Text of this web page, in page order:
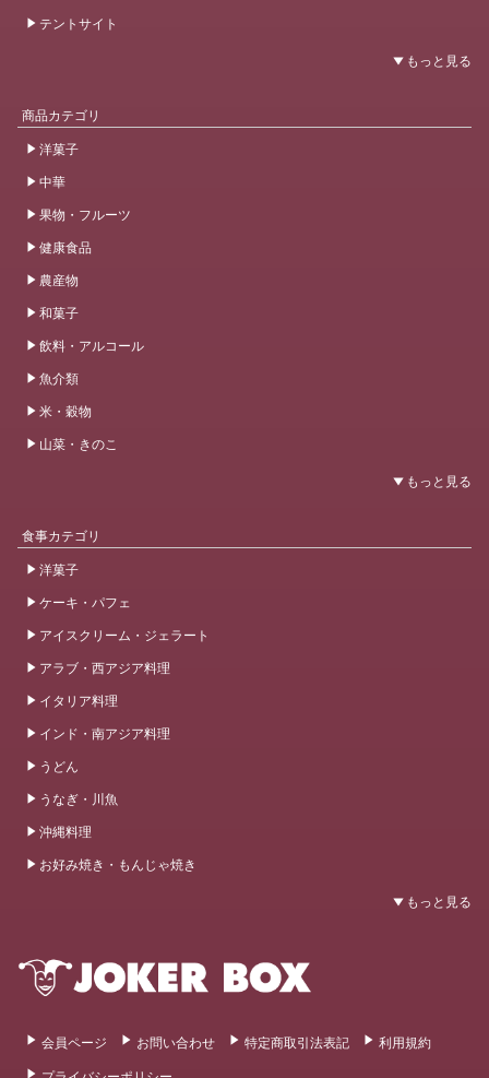
テントサイト
商品カテゴリ
洋菓子
中華
果物・フルーツ
健康食品
農産物
和菓子
飲料・アルコール
魚介類
米・穀物
山菜・きのこ
食事カテゴリ
洋菓子
ケーキ・パフェ
アイスクリーム・ジェラート
アラブ・西アジア料理
イタリア料理
インド・南アジア料理
うどん
うなぎ・川魚
沖縄料理
お好み焼き・もんじゃ焼き
会員ページ お問い合わせ 特定商取引法表記
利用規約